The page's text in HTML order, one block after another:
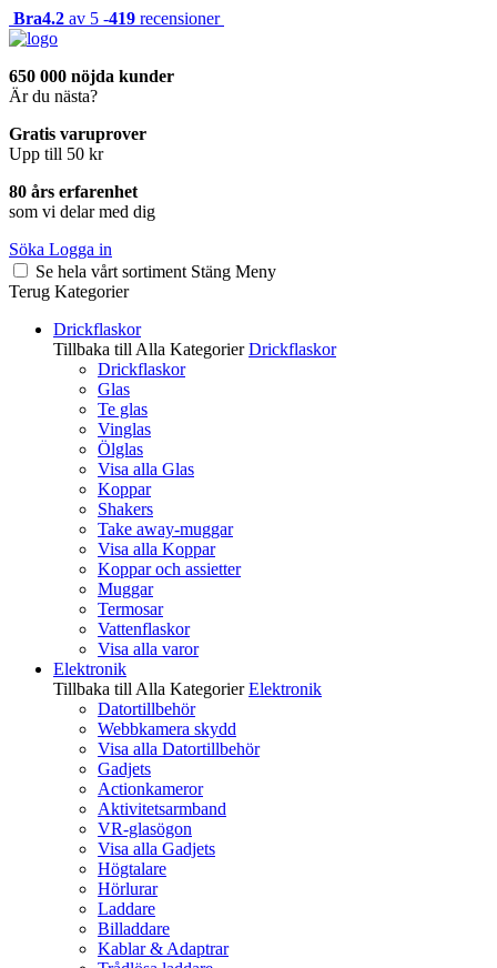
Bra4.2 av 5 -419 recensioner
650 000 nöjda kunder
Är du nästa?
Gratis varuprover
Upp till 50 kr
80 års erfarenhet
som vi delar med dig
Söka Logga in
Se hela vårt sortiment Stäng Meny
Terug Kategorier
Drickflaskor
Tillbaka till Alla Kategorier Drickflaskor
Drickflaskor
Glas
Te glas
Vinglas
Ölglas
Visa alla Glas
Koppar
Shakers
Take away-muggar
Visa alla Koppar
Koppar och assietter
Muggar
Termosar
Vattenflaskor
Visa alla varor
Elektronik
Tillbaka till Alla Kategorier Elektronik
Datortillbehör
Webbkamera skydd
Visa alla Datortillbehör
Gadjets
Actionkameror
Aktivitetsarmband
VR-glasögon
Visa alla Gadjets
Högtalare
Hörlurar
Laddare
Billaddare
Kablar & Adaptrar